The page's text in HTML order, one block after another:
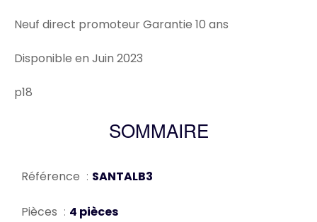
Neuf direct promoteur Garantie 10 ans
Disponible en Juin 2023
p18
SOMMAIRE
Référence SANTALB3
Pièces 4 pièces